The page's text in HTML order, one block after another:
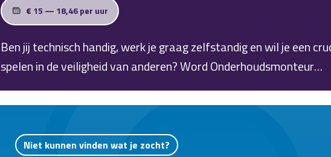
€ 15 — 18,46 per uur
Ben jij technisch handig, werk je graag zelfstandig en wil je een
spelen in de veiligheid van anderen? Word Onderhoudsmonteur
brandbeveiliging in de regio Nunspeet/Dronten en verdien tot €
per maand!
Niet kunnen vinden wat je zocht?